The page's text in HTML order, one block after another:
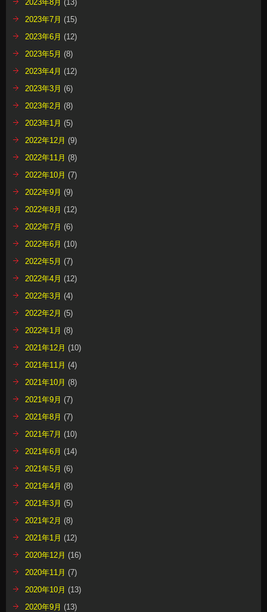
2023年8月 (13)
2023年7月 (15)
2023年6月 (12)
2023年5月 (8)
2023年4月 (12)
2023年3月 (6)
2023年2月 (8)
2023年1月 (5)
2022年12月 (9)
2022年11月 (8)
2022年10月 (7)
2022年9月 (9)
2022年8月 (12)
2022年7月 (6)
2022年6月 (10)
2022年5月 (7)
2022年4月 (12)
2022年3月 (4)
2022年2月 (5)
2022年1月 (8)
2021年12月 (10)
2021年11月 (4)
2021年10月 (8)
2021年9月 (7)
2021年8月 (7)
2021年7月 (10)
2021年6月 (14)
2021年5月 (6)
2021年4月 (8)
2021年3月 (5)
2021年2月 (8)
2021年1月 (12)
2020年12月 (16)
2020年11月 (7)
2020年10月 (13)
2020年9月 (13)